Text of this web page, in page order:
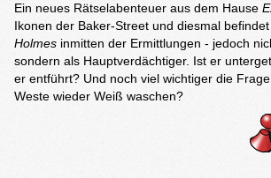
Ein neues Rätselabenteuer aus dem Hause
Ikonen der Baker-Street und diesmal befindet
Holmes inmitten der Ermittlungen - jedoch
sondern als Hauptverdächtiger. Ist er
er entführt? Und noch viel wichtiger die
Weste wieder Weiß waschen?